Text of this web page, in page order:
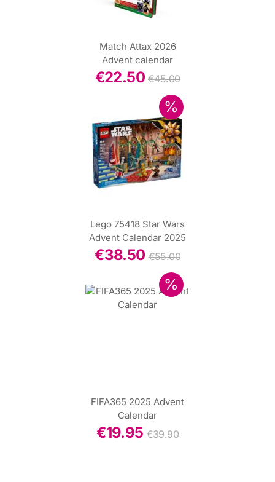
Match Attax 2026
Advent calendar
€22.50 €45.00
Lego 75418 Star Wars
Advent Calendar 2025
€38.50 €55.00
FIFA365 2025 Advent
Calendar
€19.95 €39.90